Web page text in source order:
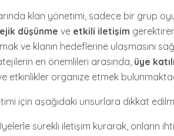
klan yönetimi, sadece bir grup
düşünme ve etkili iletişim
ve klanın hedeflerine ulaşmasını
en önemlileri arasında, üye
etkinlikler organize etmek
için aşağıdaki unsurlara dikkat
sürekli iletişim kurarak, onların